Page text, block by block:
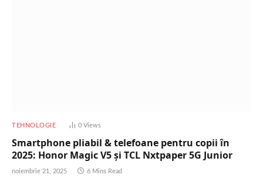
TEHNOLOGIE 0 Views
Smartphone pliabil & telefoane pentru copii în
2025: Honor Magic V5 și TCL Nxtpaper 5G Junior
noiembrie 21, 2025 6 Mins Read